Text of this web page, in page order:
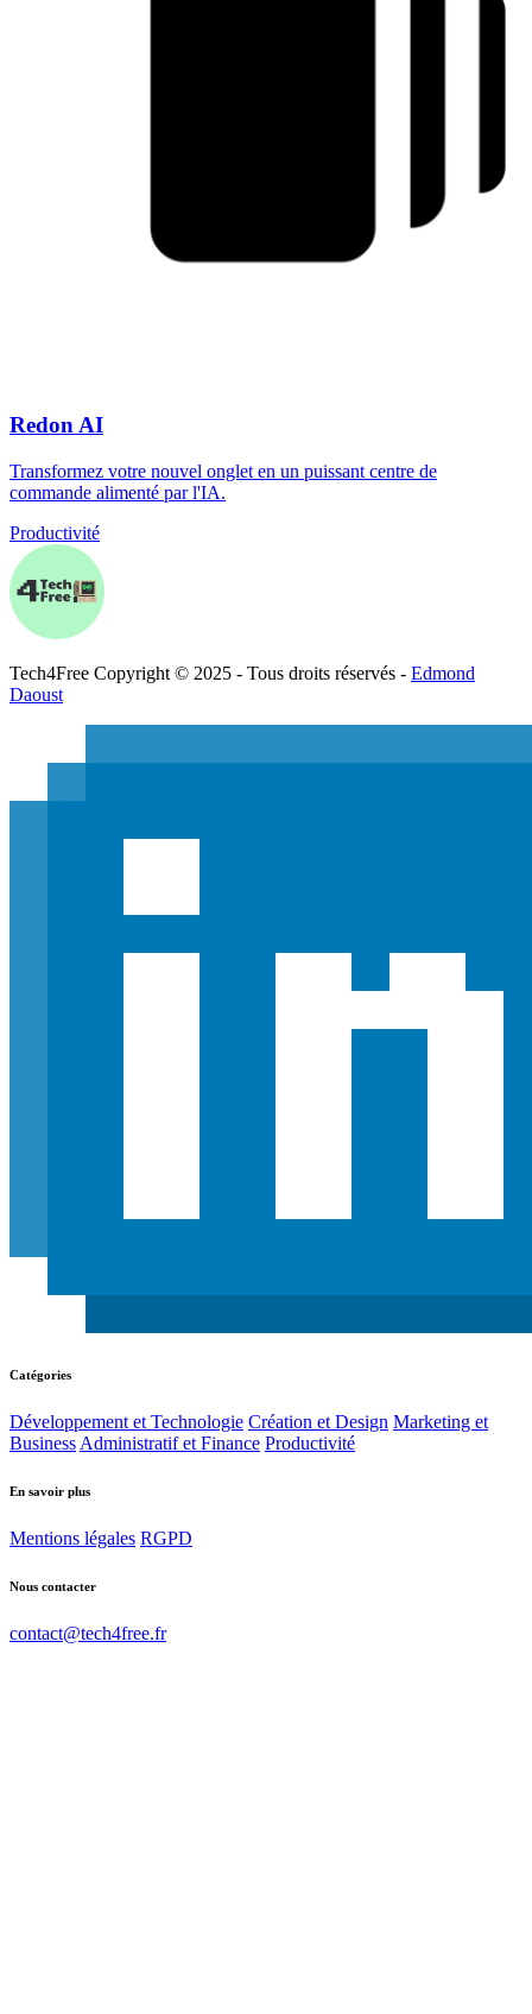
Redon AI
Transformez votre nouvel onglet en un puissant centre de
commande alimenté par l'IA.
Productivité
Tech4Free Copyright © 2025 - Tous droits réservés - Edmond
Daoust
Catégories
Développement et Technologie Création et Design Marketing et
Business Administratif et Finance Productivité
En savoir plus
Mentions légales RGPD
Nous contacter
contact@tech4free.fr